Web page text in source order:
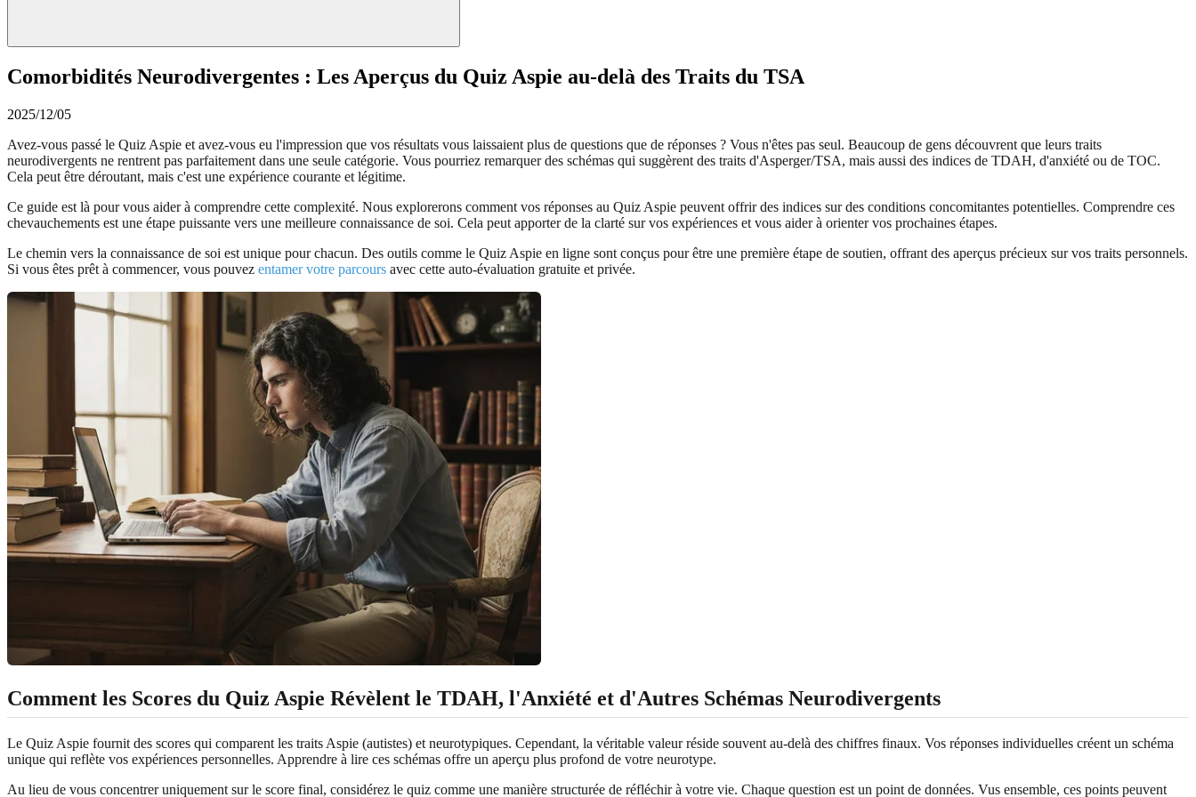
Comorbidités Neurodivergentes : Les Aperçus du Quiz Aspie au-delà des Traits du TSA
2025/12/05
Avez-vous passé le Quiz Aspie et avez-vous eu l'impression que vos résultats vous laissaient plus de questions que de réponses ? Vous n'êtes pas seul. Beaucoup de gens découvrent que leurs traits
neurodivergents ne rentrent pas parfaitement dans une seule catégorie. Vous pourriez remarquer des schémas qui suggèrent des traits d'Asperger/TSA, mais aussi des indices de TDAH, d'anxiété ou de TOC.
Cela peut être déroutant, mais c'est une expérience courante et légitime.
Ce guide est là pour vous aider à comprendre cette complexité. Nous explorerons comment vos réponses au Quiz Aspie peuvent offrir des indices sur des conditions concomitantes potentielles. Comprendre ces
chevauchements est une étape puissante vers une meilleure connaissance de soi. Cela peut apporter de la clarté sur vos expériences et vous aider à orienter vos prochaines étapes.
Le chemin vers la connaissance de soi est unique pour chacun. Des outils comme le Quiz Aspie en ligne sont conçus pour être une première étape de soutien, offrant des aperçus précieux sur vos traits personnels.
Si vous êtes prêt à commencer, vous pouvez entamer votre parcours avec cette auto-évaluation gratuite et privée.
Comment les Scores du Quiz Aspie Révèlent le TDAH, l'Anxiété et d'Autres Schémas Neurodivergents
Le Quiz Aspie fournit des scores qui comparent les traits Aspie (autistes) et neurotypiques. Cependant, la véritable valeur réside souvent au-delà des chiffres finaux. Vos réponses individuelles créent un schéma
unique qui reflète vos expériences personnelles. Apprendre à lire ces schémas offre un aperçu plus profond de votre neurotype.
Au lieu de vous concentrer uniquement sur le score final, considérez le quiz comme une manière structurée de réfléchir à votre vie. Chaque question est un point de données. Vus ensemble, ces points peuvent